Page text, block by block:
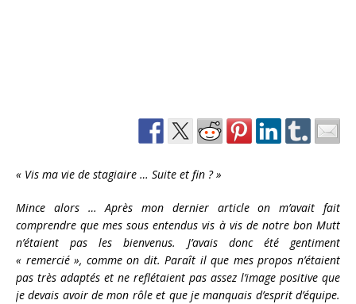
« Vis ma vie de stagiaire … Suite et fin ? »
Mince alors … Après mon dernier article on m’avait fait
comprendre que mes sous entendus vis à vis de notre bon Mutt
n’étaient pas les bienvenus. J’avais donc été gentiment
« remercié », comme on dit. Paraît il que mes propos n’étaient
pas très adaptés et ne reflétaient pas assez l’image positive que
je devais avoir de mon rôle et que je manquais d’esprit d’équipe.